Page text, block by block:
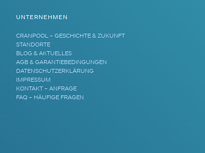
UNTERNEHMEN
CRANPOOL – GESCHICHTE & ZUKUNFT
STANDORTE
BLOG & AKTUELLES
AGB & GARANTIEBEDINGUNGEN
DATENSCHUTZERKLÄRUNG
IMPRESSUM
KONTAKT – ANFRAGE
FAQ – HÄUFIGE FRAGEN